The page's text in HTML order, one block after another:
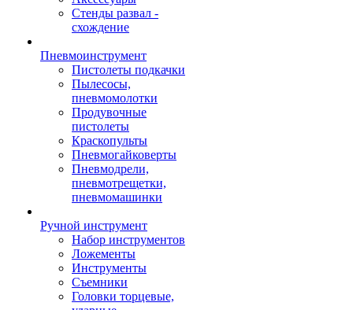
Стенды развал -
схождение
Пневмоинструмент
Пистолеты подкачки
Пылесосы,
пневмомолотки
Продувочные
пистолеты
Краскопульты
Пневмогайковерты
Пневмодрели,
пневмотрещетки,
пневмомашинки
Ручной инструмент
Набор инструментов
Ложементы
Инструменты
Съемники
Головки торцевые,